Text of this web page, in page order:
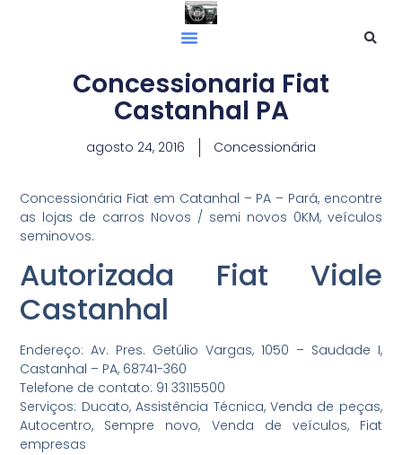
Concessionaria Fiat
Castanhal PA
agosto 24, 2016 Concessionária
Concessionária Fiat em Catanhal – PA – Pará, encontre
as lojas de carros Novos / semi novos 0KM, veículos
seminovos.
Autorizada Fiat Viale
Castanhal
Endereço: Av. Pres. Getúlio Vargas, 1050 – Saudade I,
Castanhal – PA, 68741-360
Telefone de contato: 91 33115500
Serviços: Ducato, Assistência Técnica, Venda de peças,
Autocentro, Sempre novo, Venda de veículos, Fiat
empresas